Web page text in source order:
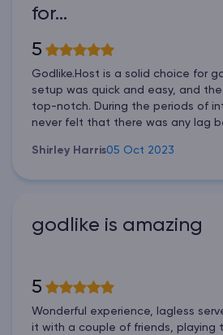
for…
5
Godlike.Host is a solid choice for
setup was quick and easy, and
top-notch. During the periods of
never felt that there was any lag
Shirley Harris05 Oct 2023
godlike is amazing
5
Wonderful experience, lagless
it with a couple of friends, playing